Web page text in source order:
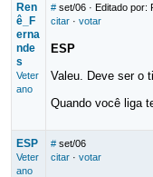
Ren
ê_F
erna
nde
s
Veter
ano
# set/06· Editado por:
citar· votar
ESP
Valeu. Deve ser o
Quando você liga
ESP
Veter
ano
# set/06
citar· votar